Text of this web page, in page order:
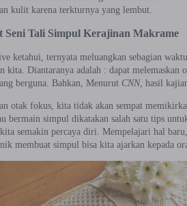
kulit karena terkturnya yang lembut.
Seni Tali Simpul Kerajinan Makrame
ketahui, ternyata meluangkan sebagian
kita. Diantaranya adalah : dapat
berguna. Bahkan, Menurut CNN, hasil
otak fokus, kita tidak akan sempat
bermain simpul dikatakan salah satu tips
semakin percaya diri. Mempelajari hal
membuat simpul bisa kita ajarkan kepada